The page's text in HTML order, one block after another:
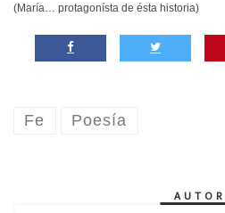
(María… protagonísta de ésta historia)
Fe Poesía
AUTOR